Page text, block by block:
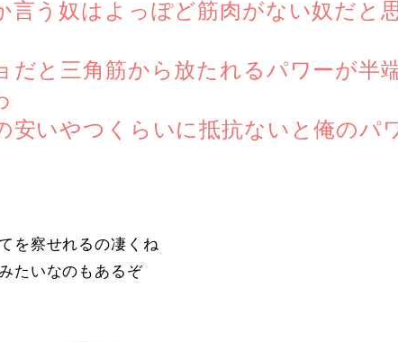
言う奴はよっぽど筋肉がない奴だと
だと三角筋から放たれるパワーが半
安いやつくらいに抵抗ないと俺のパ
を察せれるの凄くね
たいなのもあるぞ